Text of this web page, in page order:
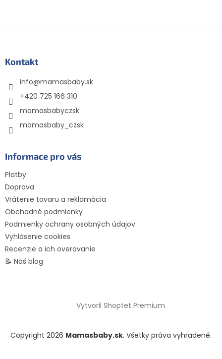
Kontakt
info@mamasbaby.sk
+420 725 166 310
mamasbabyczsk
mamasbaby_czsk
Informace pro vás
Platby
Doprava
Vrátenie tovaru a reklamácia
Obchodné podmienky
Podmienky ochrany osobných údajov
Vyhlásenie cookies
Recenzie a ich overovanie
📝 Náš blog
Vytvoril Shoptet Premium
Copyright 2026 Mamasbaby.sk. Všetky práva vyhradené.